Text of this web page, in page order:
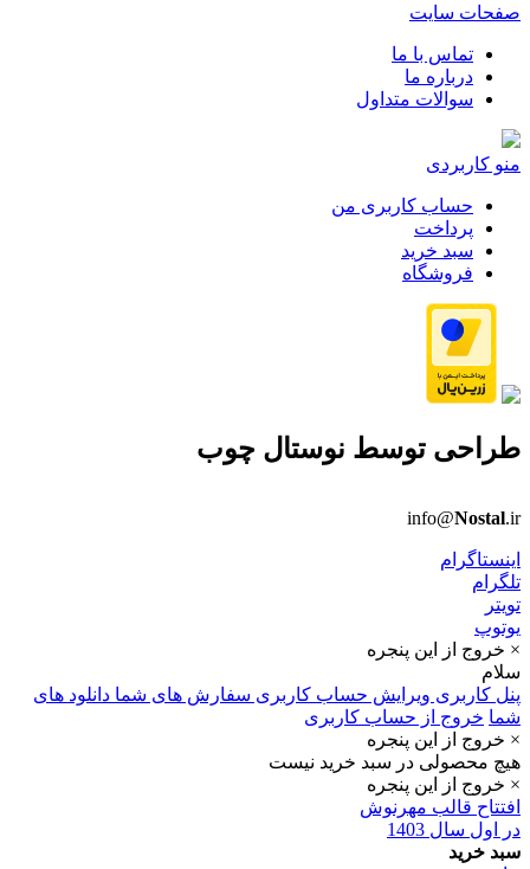
صفحات سایت
تماس با ما
درباره ما
سوالات متداول
منو کاربردی
حساب کاربری من
پرداخت
سبد خرید
فروشگاه
طراحی توسط نوستال چوب
info@Nostal.ir
اینستاگرام
تلگرام
تویتر
یوتوپ
× خروج از این پنجره
سلام
پنل کاربری ویرایش حساب کاربری سفارش های شما دانلود های
شما خروج از حساب کاربری
× خروج از این پنجره
هیچ محصولی در سبد خرید نیست
× خروج از این پنجره
افتتاح قالب مهرنوش
در اول سال 1403
سبد خرید